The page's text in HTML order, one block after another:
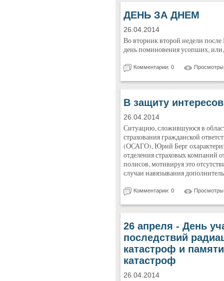
ДЕНЬ ЗА ДНЕМ
26.04.2014
Во вторник второй недели после
день поминовения усопших,
Комментарии: 0
В защиту
26.04.2014
Ситуацию, сложившуюся в
страхования гражданской
(ОСАГО), Юрий Берг
отделения страховых компаний
полисов, мотивируя это
случаи навязывания
Комментарии: 0
26 апреля - День
последствий
катастроф и
катастроф
26.04.2014